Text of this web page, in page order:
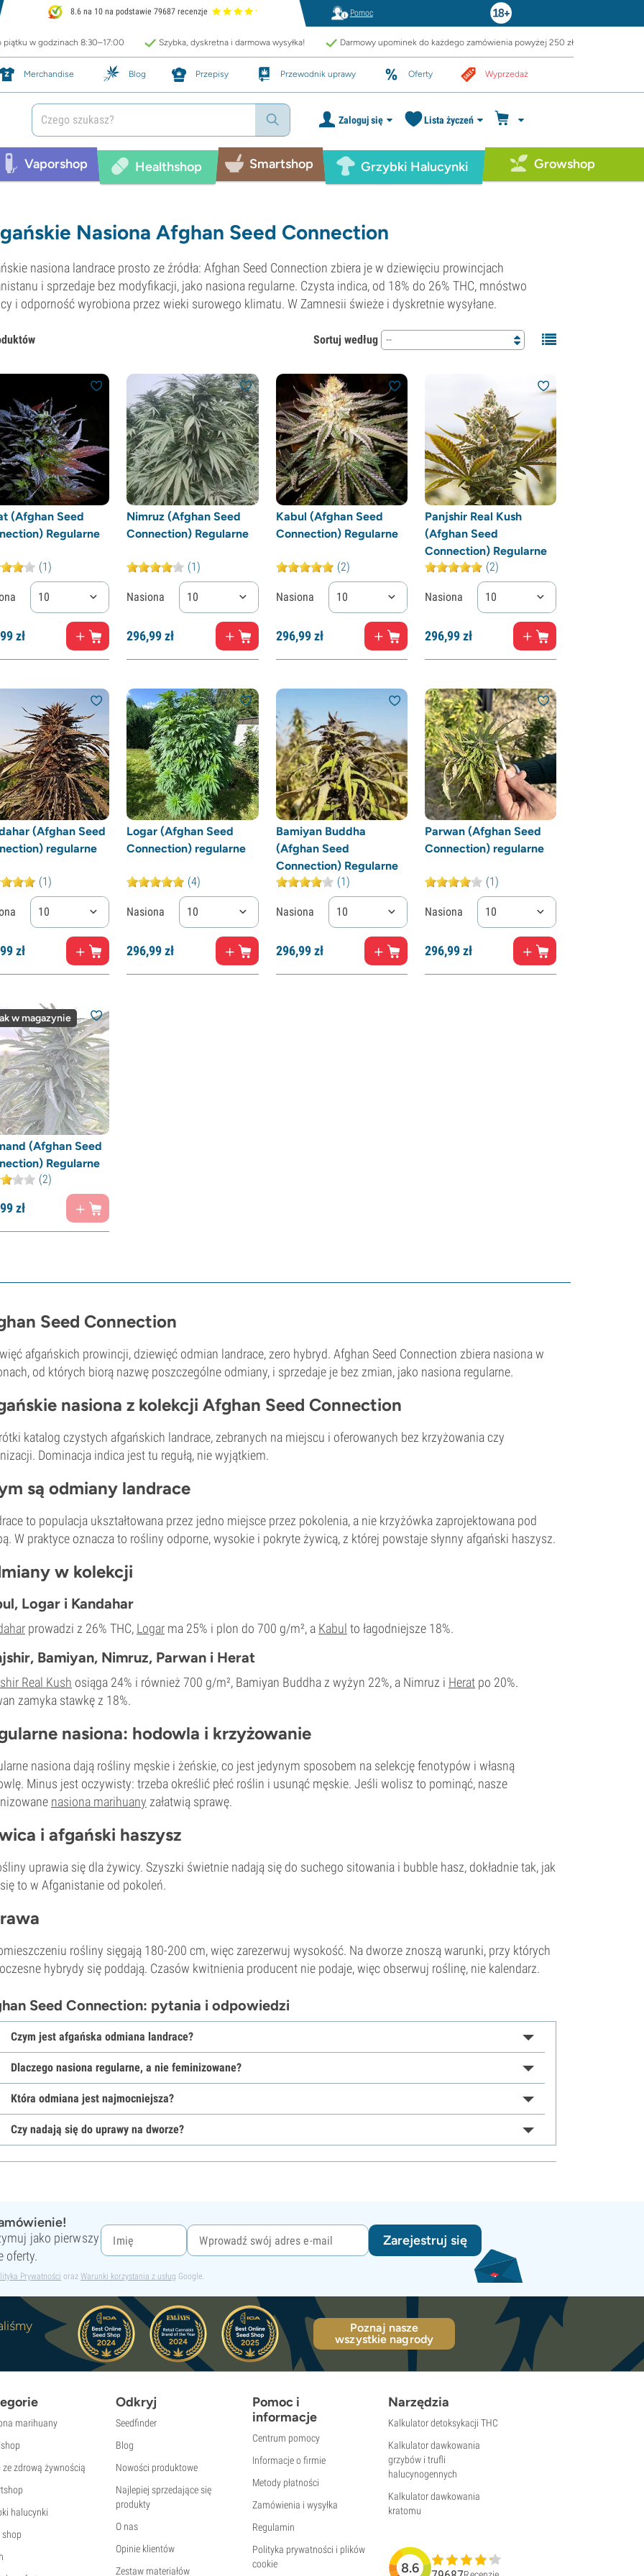
8.6 na 10 na podstawie 79687 recenzje Pomoc
piątku w godzinach 8:30–17:00 Szybka, dyskretna i darmowa wysyłka! Darmowy upominek do każdego zamówienia powyżej 250 zł
Merchandise Blog Przepisy Przewodnik uprawy Oferty Wyprzedaż
Zaloguj się Lista życzeń
Vaporshop Healthshop Smartshop Grzybki Halucynki Growshop
Nasiona Afghan Seed Connection
nasiona landrace prosto ze źródła: Afghan Seed Connection zbiera je w dziewięciu prowincjach
i sprzedaje bez modyfikacji, jako nasiona regularne. Czysta indica, od 18% do 26% THC, mnóstwo
i odporność wyrobiona przez wieki surowego klimatu. W Zamnesii świeże i dyskretnie wysyłane.
Sortuj według --
(Afghan Seed
Regularne
(1)
10
99zł
Nimruz (Afghan Seed
Connection) Regularne
(1)
Nasiona 10
296,99zł
Kabul (Afghan Seed
Connection) Regularne
(2)
Nasiona 10
296,99zł
Panjshir Real Kush
(Afghan Seed
Connection) Regularne
(2)
Nasiona 10
296,99zł
(Afghan Seed
regularne
(1)
10
99zł
Logar (Afghan Seed
Connection) regularne
(4)
Nasiona 10
296,99zł
Bamiyan Buddha
(Afghan Seed
Connection) Regularne
(1)
Nasiona 10
296,99zł
Parwan (Afghan Seed
Connection) regularne
(1)
Nasiona 10
296,99zł
w magazynie
(Afghan Seed
Regularne
(2)
99zł
Seed Connection
afgańskich prowincji, dziewięć odmian landrace, zero hybryd. Afghan Seed Connection zbiera nasiona w
od których biorą nazwę poszczególne odmiany, i sprzedaje je bez zmian, jako nasiona regularne.
nasiona z kolekcji Afghan Seed Connection
katalog czystych afgańskich landrace, zebranych na miejscu i oferowanych bez krzyżowania czy
Dominacja indica jest tu regułą, nie wyjątkiem.
są odmiany landrace
to populacja ukształtowana przez jedno miejsce przez pokolenia, a nie krzyżówka zaprojektowana pod
W praktyce oznacza to rośliny odporne, wysokie i pokryte żywicą, z której powstaje słynny afgański haszysz.
w kolekcji
Logar i Kandahar
prowadzi z 26% THC, Logar ma 25% i plon do 700 g/m², a Kabul to łagodniejsze 18%.
Bamiyan, Nimruz, Parwan i Herat
Real Kush osiąga 24% i również 700 g/m², Bamiyan Buddha z wyżyn 22%, a Nimruz i Herat po 20%.
zamyka stawkę z 18%.
nasiona: hodowla i krzyżowanie
nasiona dają rośliny męskie i żeńskie, co jest jedynym sposobem na selekcję fenotypów i własną
Minus jest oczywisty: trzeba określić płeć roślin i usunąć męskie. Jeśli wolisz to pominąć, nasze
nasiona marihuany załatwią sprawę.
i afgański haszysz
uprawia się dla żywicy. Szyszki świetnie nadają się do suchego sitowania i bubble hasz, dokładnie tak, jak
to w Afganistanie od pokoleń.
rośliny sięgają 180-200 cm, więc zarezerwuj wysokość. Na dworze znoszą warunki, przy których
hybrydy się poddają. Czasów kwitnienia producent nie podaje, więc obserwuj roślinę, nie kalendarz.
Seed Connection: pytania i odpowiedzi
Czym jest afgańska odmiana landrace?
Dlaczego nasiona regularne, a nie feminizowane?
Która odmiana jest najmocniejsza?
Czy nadają się do uprawy na dworze?
jako pierwszy
oferty.
Zarejestruj się
Prywatności oraz Warunki korzystania z usług Google.
Poznaj nasze
wszystkie nagrody
marihuany
ze zdrową żywnością
halucynki
shop
Odkryj
Seedfinder
Blog
Nowości produktowe
Najlepiej sprzedające się
produkty
O nas
Opinie klientów
Zestaw materiałów
Pomoc i
informacje
Centrum pomocy
Informacje o firmie
Metody płatności
Zamówienia i wysyłka
Regulamin
Polityka prywatności i plików
cookie
Narzędzia
Kalkulator detoksykacji THC
Kalkulator dawkowania
grzybów i trufli
halucynogennych
Kalkulator dawkowania
kratomu
8.6